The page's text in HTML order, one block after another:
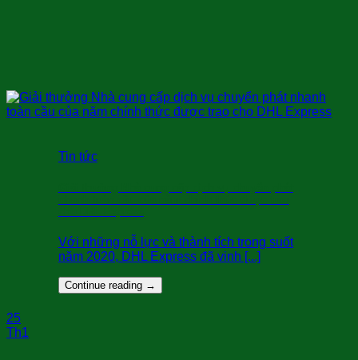
Tin tức
Với những nỗ lực và thành tích trong suốt
năm 2020, DHL Express đã vinh [...]
Continue reading →
25
Th1